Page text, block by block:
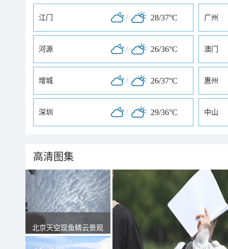
江门 / 28/37°C 广州
河源 / 26/36°C 澳门
增城 / 26/37°C 惠州
深圳 / 29/36°C 中山
高清图集
北京天空现鱼鳞云景观